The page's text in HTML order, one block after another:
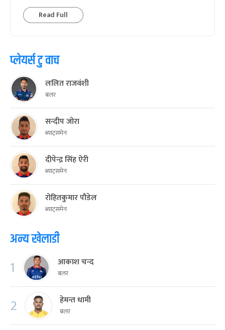
Read Full
प्लेयर्स टु वाच
ललित राजवंशी
बलर
सन्दीप जोरा
ब्याट्समेन
दीपेन्द्र सिंह ऐरी
ब्याट्समेन
रोहितकुमार पौडेल
ब्याट्समेन
अन्य खेलाडी
1 आकाश चन्द
बलर
2 हेमन्त धामी
बलर